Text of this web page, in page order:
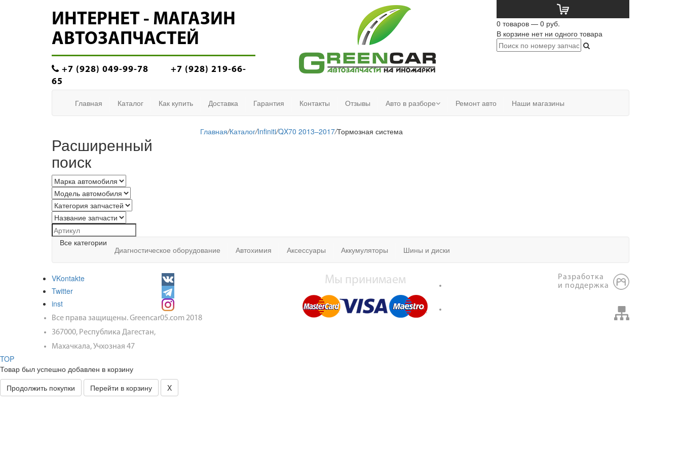
ИНТЕРНЕТ - МАГАЗИН
АВТОЗАПЧАСТЕЙ
+7 (928) 049-99-78
+7 (928) 219-66-
65
0 товаров — 0 руб.
В корзине нет ни одного товара
Главная Каталог Как купить Доставка Гарантия Контакты Отзывы Авто в разборе Ремонт авто Наши магазины
Расширенный
поиск
Главная/Каталог/Infiniti/QX70 2013–2017/Тормозная система
Все категории
Диагностическое оборудование Автохимия Аксессуары Аккумуляторы Шины и диски
VKontakte
Twitter
inst
Все права защищены. Greencar05.com 2018
367000, Республика Дагестан,
Махачкала, Учхозная 47
Мы принимаем
Разработка
и поддержка
TOP
Товар был успешно добавлен в корзину
Продолжить покупки
Перейти в корзину X